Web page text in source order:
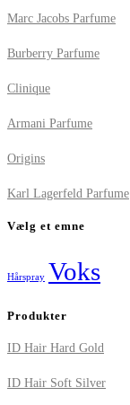
Marc Jacobs Parfume
Burberry Parfume
Clinique
Armani Parfume
Origins
Karl Lagerfeld Parfume
Vælg et emne
Hårspray Voks
Produkter
ID Hair Hard Gold
ID Hair Soft Silver